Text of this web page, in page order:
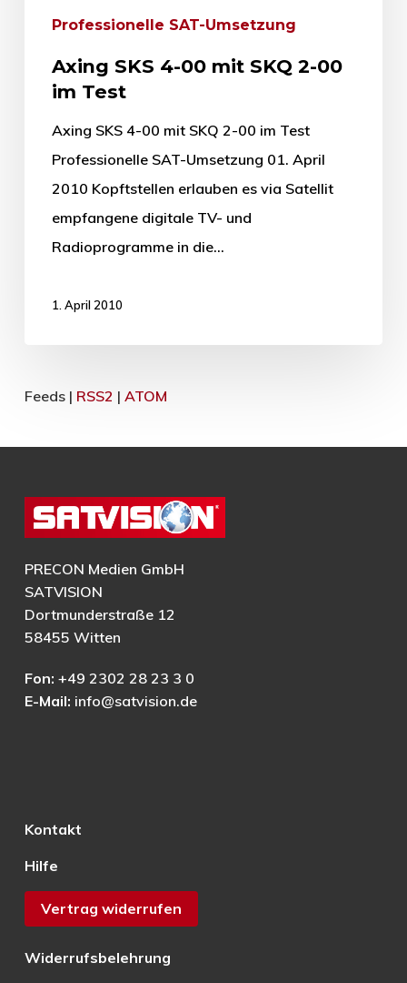
Professionelle SAT-Umsetzung
Axing SKS 4-00 mit SKQ 2-00
im Test
Axing SKS 4-00 mit SKQ 2-00 im Test
Professionelle SAT-Umsetzung 01. April
2010 Kopftstellen erlauben es via Satellit
empfangene digitale TV- und
Radioprogramme in die…
1. April 2010
Feeds | RSS2 | ATOM
PRECON Medien GmbH
SATVISION
Dortmunderstraße 12
58455 Witten
Fon: +49 2302 28 23 3 0
E-Mail: info@satvision.de
Kontakt
Hilfe
Vertrag widerrufen
Widerrufsbelehrung